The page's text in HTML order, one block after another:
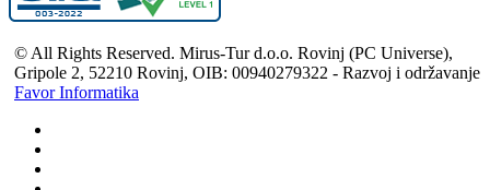
© All Rights Reserved. Mirus-Tur d.o.o. Rovinj (PC Universe),
Gripole 2, 52210 Rovinj, OIB: 00940279322 - Razvoj i održavanje
Favor Informatika